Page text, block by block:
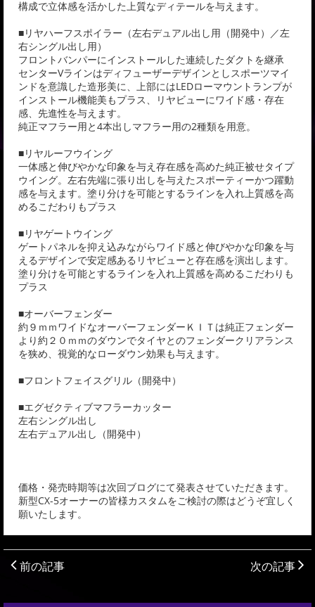
構成で立体感を活かした上質なディテールを与えます。
■リヤハーフスポイラー（左右デュアル出し用（開発中）／左
右シングル出し用）
フロントバンパーにインストールした連続したダクトを継承
センターVラインはディフューザーデザインとしスポーツマイ
ンドを意識した造形美に、上部にはLEDローマウントランプが
インストール機能美もプラス、リヤビューにワイド感・存在
感、先進性を与えます。
純正マフラー用と4本出しマフラー用の2種類を用意。
■リヤルーフウイング
一体感と伸びやかな印象を与え存在感を高めた純正被せタイプ
ウイング。左右先端に張り出しを与えたスポーティーかつ躍動
感を与えます。塗り分けを可能とするラインを入れ上質感を高
めるこだわりもプラス
■リヤゲートウイング
ゲートパネルを抑え込みながらワイド感と伸びやかな印象を与
えるデザインで安定感あるリヤビューと存在感を演出します。
塗り分けを可能とするラインを入れ上質感を高めるこだわりも
プラス
■オーバーフェンダー
約９ｍｍワイドなオーバーフェンダーＫＩＴは純正フェンダー
より約２０ｍｍのダウンでタイヤとのフェンダークリアランス
を狭め、視覚的なローダウン効果も与えます。
■フロントフェイスグリル（開発中）
■エグゼクティブマフラーカッター
左右シングル出し
左右デュアル出し（開発中）
価格・発売時期等は次回ブログにて発表させていただきます。
新型CX-5オーナーの皆様カスタムをご検討の際はどうぞ宜しく
願いたします。
前の記事 次の記事